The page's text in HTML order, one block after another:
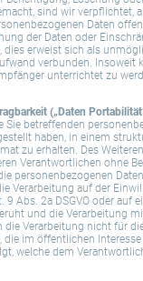
sind wir verpflichtet,
Daten
der Daten oder
dies erweist sich als
verbunden. Insoweit
unterrichtet zu
(„Daten
Sie betreffenden
haben, in einem
zu erhalten. Des
Verantwortlichen ohne
personenbezogenen
Verarbeitung auf der
9 Abs. 2a DSGVO oder auf
und die Verarbeitung
die Verarbeitung nicht für
die im öffentlichen
welche dem